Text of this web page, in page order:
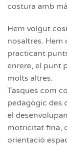
costura amb
Hem volgut
nosaltres. Hem
practicant
enrere, el punt
molts altres.
Tasques com
pedagògic des
el
motricitat fina,
orientació